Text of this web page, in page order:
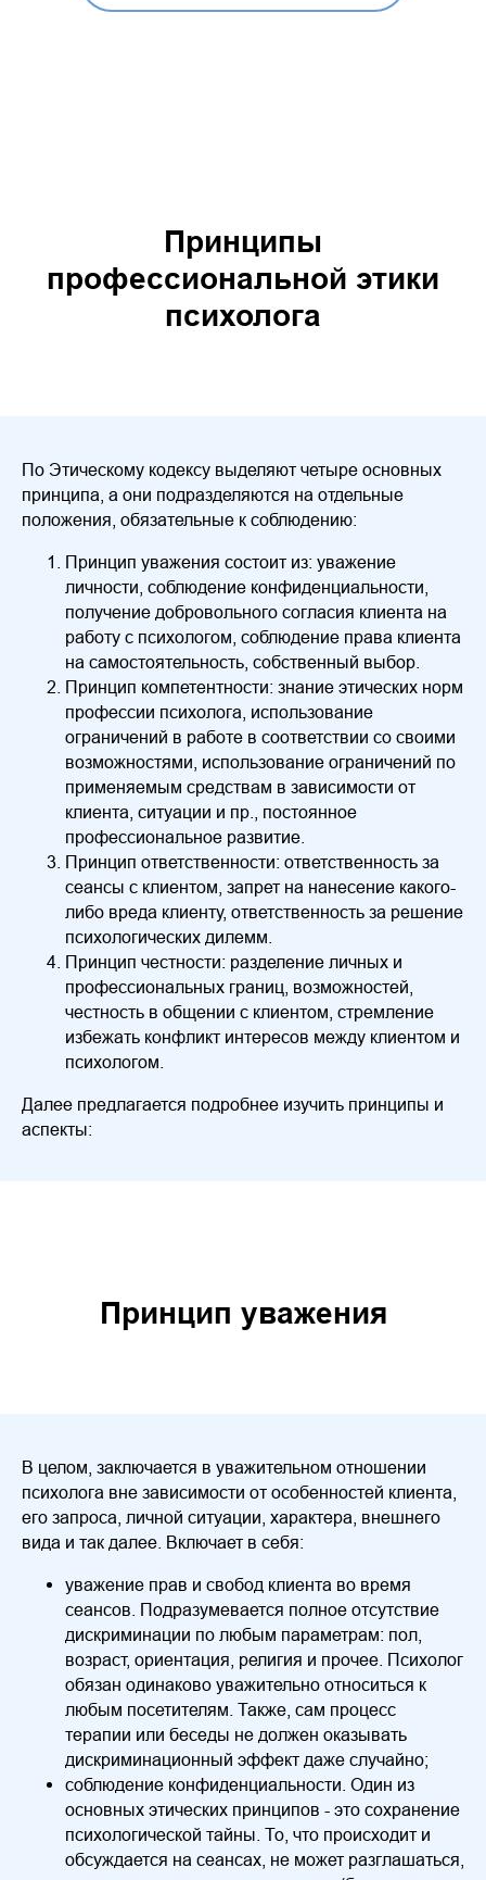
Принципы
профессиональной этики
психолога
По Этическому кодексу выделяют четыре основных
принципа, а они подразделяются на отдельные
положения, обязательные к соблюдению:
Принцип уважения состоит из: уважение
личности, соблюдение конфиденциальности,
получение добровольного согласия клиента на
работу с психологом, соблюдение права клиента
на самостоятельность, собственный выбор.
Принцип компетентности: знание этических норм
профессии психолога, использование
ограничений в работе в соответствии со своими
возможностями, использование ограничений по
применяемым средствам в зависимости от
клиента, ситуации и пр., постоянное
профессиональное развитие.
Принцип ответственности: ответственность за
сеансы с клиентом, запрет на нанесение какого-
либо вреда клиенту, ответственность за решение
психологических дилемм.
Принцип честности: разделение личных и
профессиональных границ, возможностей,
честность в общении с клиентом, стремление
избежать конфликт интересов между клиентом и
психологом.
Далее предлагается подробнее изучить принципы и
аспекты:
Принцип уважения
В целом, заключается в уважительном отношении
психолога вне зависимости от особенностей клиента,
его запроса, личной ситуации, характера, внешнего
вида и так далее. Включает в себя:
уважение прав и свобод клиента во время
сеансов. Подразумевается полное отсутствие
дискриминации по любым параметрам: пол,
возраст, ориентация, религия и прочее. Психолог
обязан одинаково уважительно относиться к
любым посетителям. Также, сам процесс
терапии или беседы не должен оказывать
дискриминационный эффект даже случайно;
соблюдение конфиденциальности. Один из
основных этических принципов - это сохранение
психологической тайны. То, что происходит и
обсуждается на сеансах, не может разглашаться,